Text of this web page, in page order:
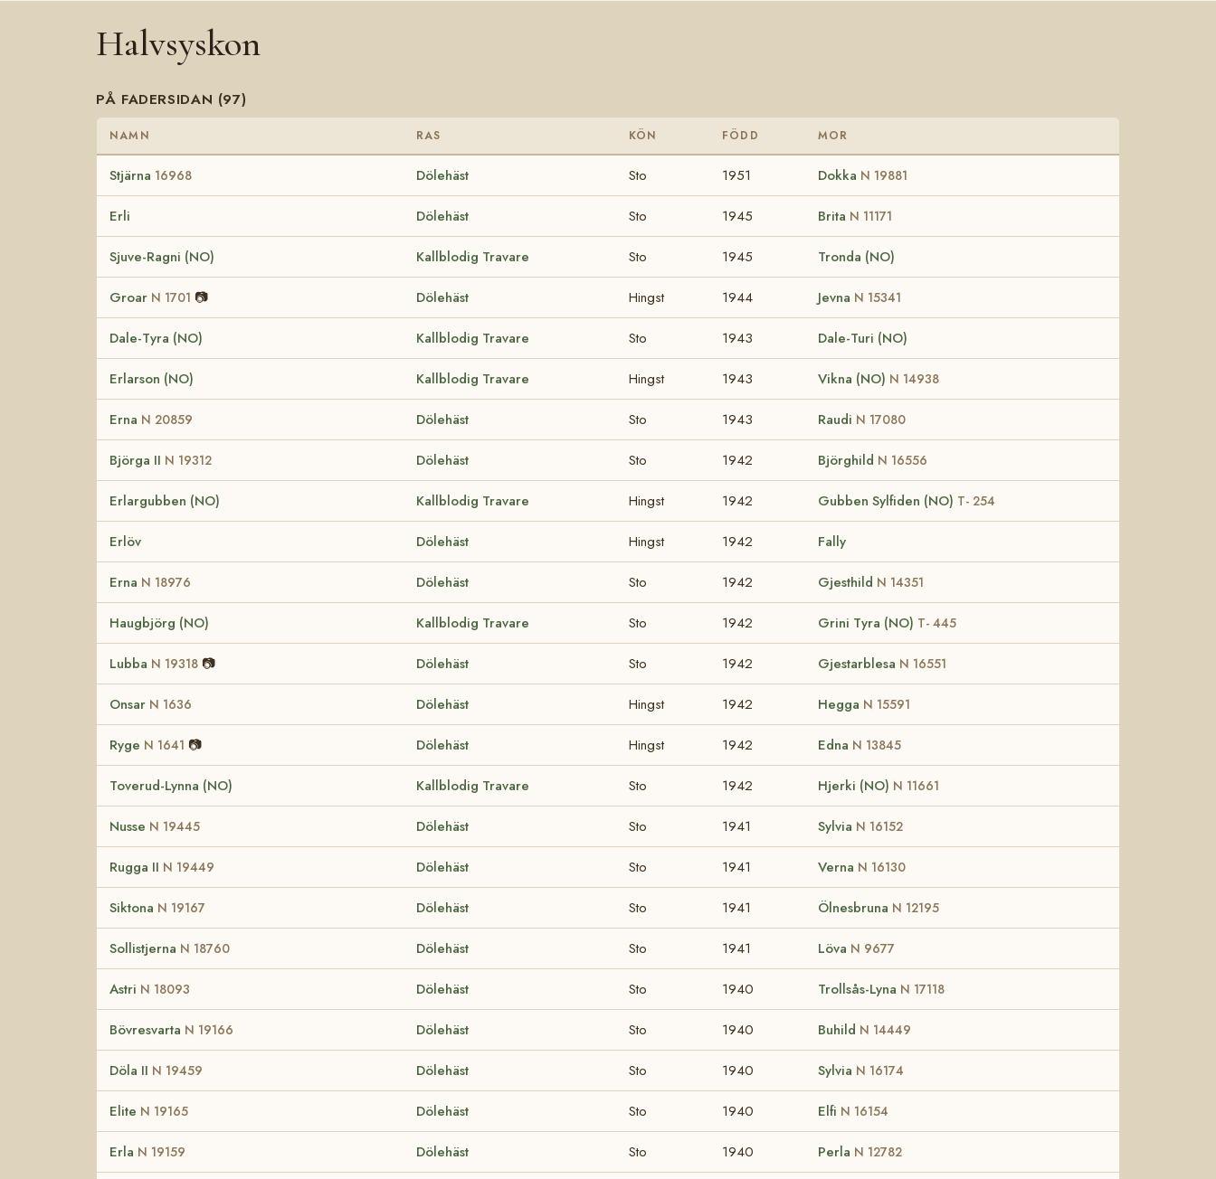
Halvsyskon
PÅ FADERSIDAN (97)
NAMN RAS KÖN FÖDD MOR
Stjärna 16968 Dölehäst Sto 1951 Dokka N 19881
Erli Dölehäst Sto 1945 Brita N 11171
Sjuve-Ragni (NO) Kallblodig Travare Sto 1945 Tronda (NO)
Groar N 1701 📷 Dölehäst Hingst 1944 Jevna N 15341
Dale-Tyra (NO) Kallblodig Travare Sto 1943 Dale-Turi (NO)
Erlarson (NO) Kallblodig Travare Hingst 1943 Vikna (NO) N 14938
Erna N 20859 Dölehäst Sto 1943 Raudi N 17080
Björga II N 19312 Dölehäst Sto 1942 Björghild N 16556
Erlargubben (NO) Kallblodig Travare Hingst 1942 Gubben Sylfiden (NO) T- 254
Erlöv Dölehäst Hingst 1942 Fally
Erna N 18976 Dölehäst Sto 1942 Gjesthild N 14351
Haugbjörg (NO) Kallblodig Travare Sto 1942 Grini Tyra (NO) T- 445
Lubba N 19318 📷 Dölehäst Sto 1942 Gjestarblesa N 16551
Onsar N 1636 Dölehäst Hingst 1942 Hegga N 15591
Ryge N 1641 📷 Dölehäst Hingst 1942 Edna N 13845
Toverud-Lynna (NO) Kallblodig Travare Sto 1942 Hjerki (NO) N 11661
Nusse N 19445 Dölehäst Sto 1941 Sylvia N 16152
Rugga II N 19449 Dölehäst Sto 1941 Verna N 16130
Siktona N 19167 Dölehäst Sto 1941 Ölnesbruna N 12195
Sollistjerna N 18760 Dölehäst Sto 1941 Löva N 9677
Astri N 18093 Dölehäst Sto 1940 Trollsås-Lyna N 17118
Bövresvarta N 19166 Dölehäst Sto 1940 Buhild N 14449
Döla II N 19459 Dölehäst Sto 1940 Sylvia N 16174
Elite N 19165 Dölehäst Sto 1940 Elfi N 16154
Erla N 19159 Dölehäst Sto 1940 Perla N 12782